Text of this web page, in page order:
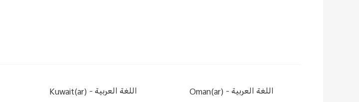
Kuwait(ar) -اللغة العربية Oman(ar) -اللغة العربية